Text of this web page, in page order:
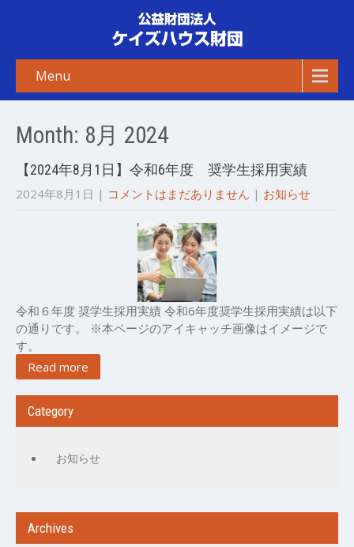
Menu
Month: 8月 2024
【2024年8月1日】令和6年度 奨学生採用実績
2024年8月1日 | コメントはまだありません | お知らせ
令和６年度 奨学生採用実績 令和6年度奨学生採用実績は以下
の通りです。 ※本ページのアイキャッチ画像はイメージで
す。
Read more
Category
お知らせ
Archives